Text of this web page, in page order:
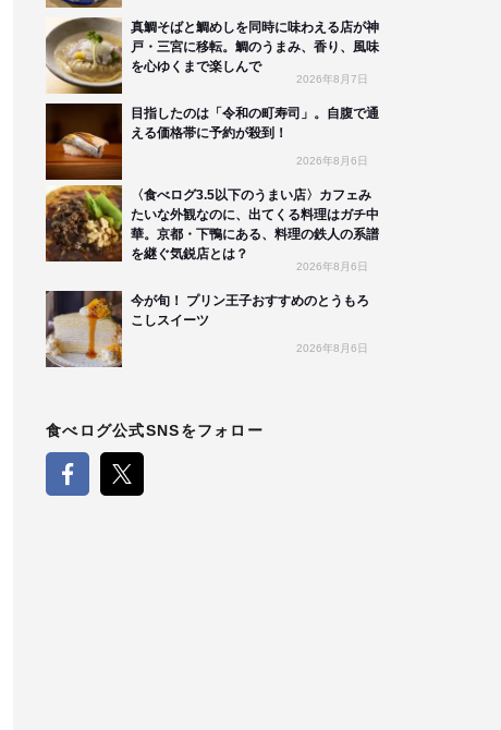
真鯛そばと鯛めしを同時に味わえる店が神
戸・三宮に移転。鯛のうまみ、香り、風味
を心ゆくまで楽しんで
2026年8月7日
目指したのは「令和の町寿司」。自腹で通
える価格帯に予約が殺到！
2026年8月6日
〈食べログ3.5以下のうまい店〉カフェみ
たいな外観なのに、出てくる料理はガチ中
華。京都・下鴨にある、料理の鉄人の系譜
を継ぐ気鋭店とは？
2026年8月6日
今が旬！ プリン王子おすすめのとうもろ
こしスイーツ
2026年8月6日
食べログ公式SNSをフォロー